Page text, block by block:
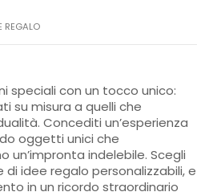
REGALO
speciali con un tocco unico:
su misura a quelli che
Concediti un’esperienza
oggetti unici che
un’impronta indelebile. Scegli
idee regalo personalizzabili, e
in un ricordo straordinario